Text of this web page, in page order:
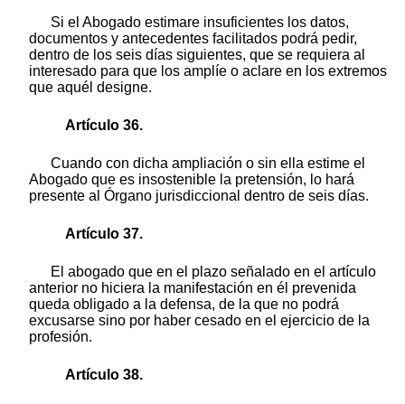
Si el Abogado estimare insuficientes los datos,
documentos y antecedentes facilitados podrá pedir,
dentro de los seis días siguientes, que se requiera al
interesado para que los amplíe o aclare en los extremos
que aquél designe.
Artículo 36.
Cuando con dicha ampliación o sin ella estime el
Abogado que es insostenible la pretensión, lo hará
presente al Órgano jurisdiccional dentro de seis días.
Artículo 37.
El abogado que en el plazo señalado en el artículo
anterior no hiciera la manifestación en él prevenida
queda obligado a la defensa, de la que no podrá
excusarse sino por haber cesado en el ejercicio de la
profesión.
Artículo 38.